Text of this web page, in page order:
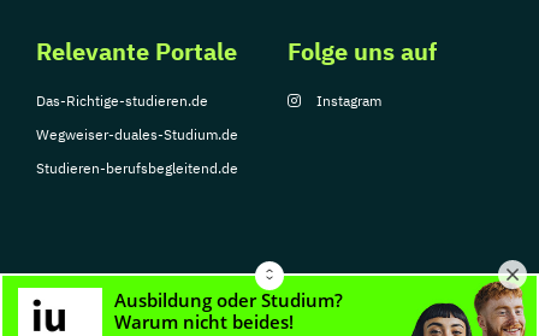
Relevante Portale
Das-Richtige-studieren.de
Wegweiser-duales-Studium.de
Studieren-berufsbegleitend.de
Folge uns auf
Instagram
© Copyright 2026, TarGroup Media GmbH